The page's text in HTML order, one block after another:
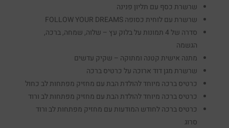
שרשרת כסף עם תליון פנינה
שרשרת עם לוחית כסופה FOLLOW YOUR DREAMS
סדרה של 4 תמונות על בלוק עץ – שלוה, שמחה, ברכה,
הגשמה
מתנה אישית קטנה ומתוקה – שקיק עדשים
שרשרת מגן דוד ארוכה על כרטיס ברכה
כרטיס ברכה מיוחד להולדת הבת עם מחזיק מפתחות לב כחול
כרטיס ברכה מיוחד להולדת הבת עם מחזיק מפתחות לב ורוד
כרטיס ברכה לחודש המודעות עם מחזיק מפתחות לב ורוד
סרוג